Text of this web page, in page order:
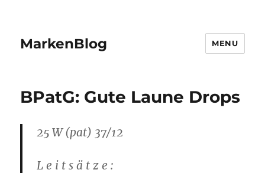
MarkenBlog MENU
BPatG: Gute Laune Drops
25 W (pat) 37/12
L e i t s ä t z e :